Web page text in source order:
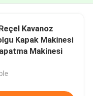
Kavanoz
Kapak Makinesi
Makinesi